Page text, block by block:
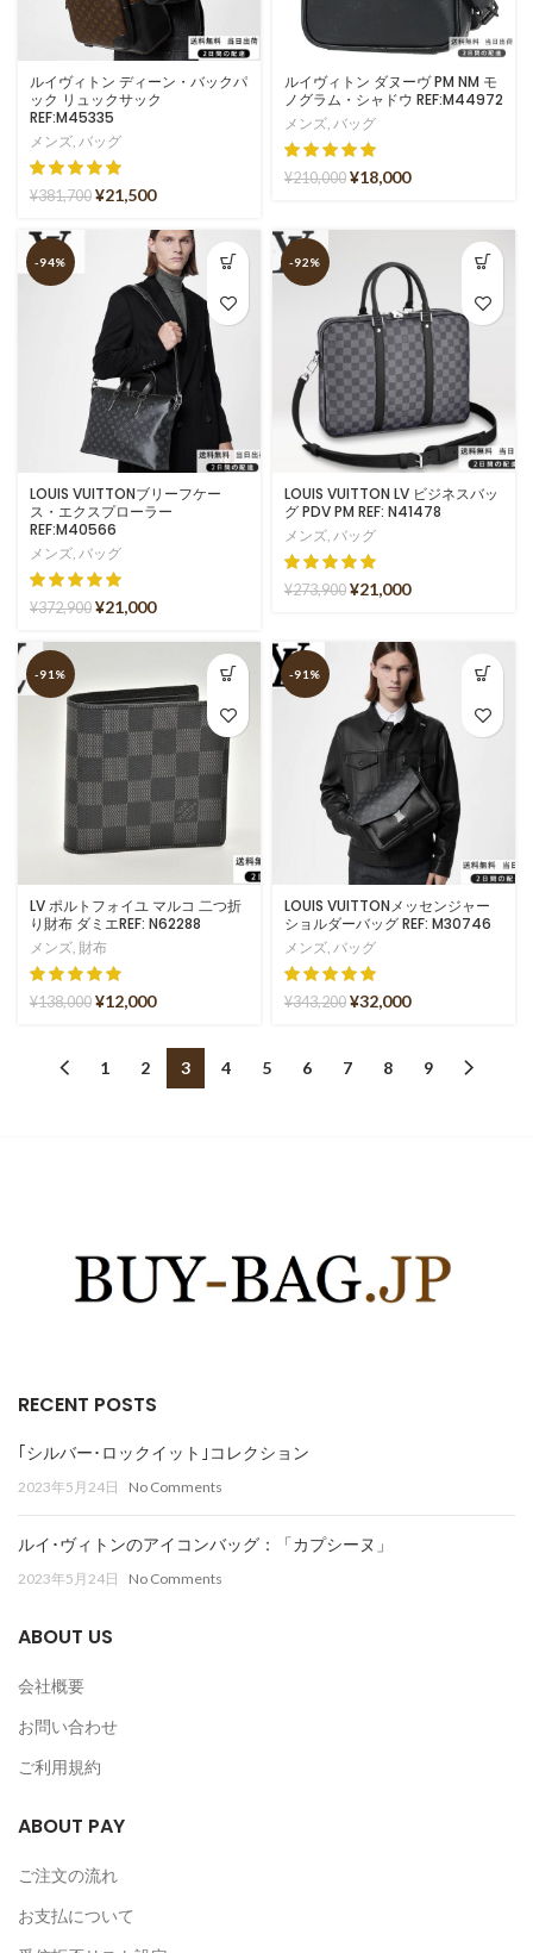
ルイヴィトン ディーン・バックパ
ック リュックサック
REF:M45335
メンズ バッグ
¥381,700 ¥21,500
ルイヴィトン ダヌーヴ PM NM モ
ノグラム・シャドウ REF:M44972
メンズ バッグ
¥210,000 ¥18,000
-94%
LOUIS VUITTONブリーフケー
ス・エクスプローラー
REF:M40566
メンズ バッグ
¥372,900 ¥21,000
-92%
LOUIS VUITTON LV ビジネスバッ
グ PDV PM REF: N41478
メンズ バッグ
¥273,900 ¥21,000
-91%
LV ポルトフォイユ マルコ 二つ折
り財布 ダミエREF: N62288
メンズ 財布
¥138,000 ¥12,000
-91%
LOUIS VUITTONメッセンジャー
ショルダーバッグ REF: M30746
メンズ バッグ
¥343,200 ¥32,000
1 2 3 4 5 6 7 8 9
RECENT POSTS
｢シルバー･ロックイット｣コレクション
2023年5月24日 No Comments
ルイ･ヴィトンのアイコンバッグ：「カプシーヌ」
2023年5月24日 No Comments
ABOUT US
会社概要
お問い合わせ
ご利用規約
ABOUT PAY
ご注文の流れ
お支払について